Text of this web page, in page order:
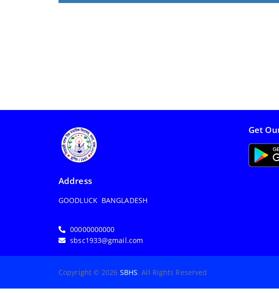
Address
GOODLUCK BANGLADESH
00000000000
sbsc1933@gmail.com
Get
Copyright © 2026 SBHS. All Rights Reserved